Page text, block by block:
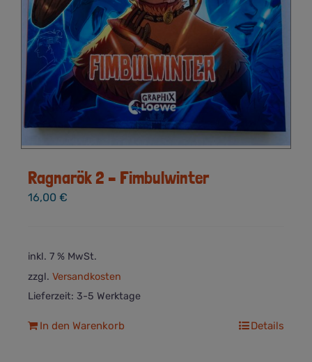
Ragnarök 2 – Fimbulwinter
16,00 €
inkl. 7 % MwSt.
zzgl. Versandkosten
Lieferzeit: 3-5 Werktage
In den Warenkorb Details